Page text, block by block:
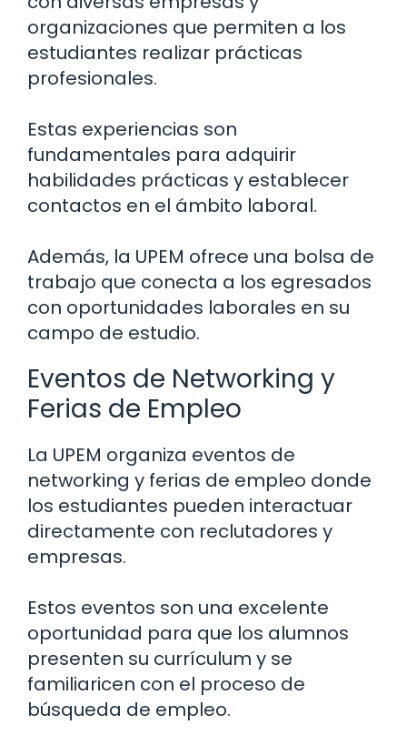
organizaciones que permiten a los
estudiantes realizar prácticas
profesionales.
Estas experiencias son
fundamentales para adquirir
habilidades prácticas y establecer
contactos en el ámbito laboral.
Además, la UPEM ofrece una bolsa de
trabajo que conecta a los egresados
con oportunidades laborales en su
campo de estudio.
Eventos de Networking y
Ferias de Empleo
La UPEM organiza eventos de
networking y ferias de empleo donde
los estudiantes pueden interactuar
directamente con reclutadores y
empresas.
Estos eventos son una excelente
oportunidad para que los alumnos
presenten su currículum y se
familiaricen con el proceso de
búsqueda de empleo.